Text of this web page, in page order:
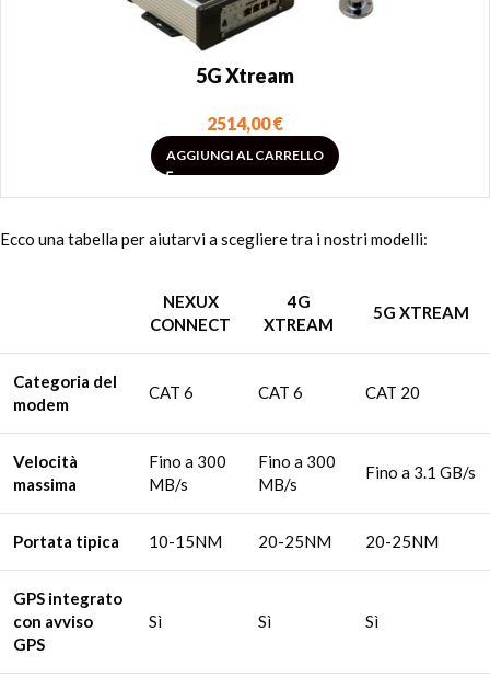
5G Xtream
2514,00€
AGGIUNGI AL CARRELLO
Ecco una tabella per aiutarvi a scegliere tra i nostri modelli:
NEXUX
CONNECT
4G
XTREAM
5G XTREAM
Categoria del
modem
CAT 6 CAT 6 CAT 20
Velocità
massima
Fino a 300
MB/s
Fino a 300
MB/s
Fino a 3.1 GB/s
Portata tipica 10-15NM 20-25NM 20-25NM
GPS integrato
con avviso
GPS
Sì Sì Sì